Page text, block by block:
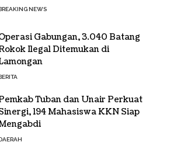
NEWS
Gabungan, 3.040 Batang
Ilegal Ditemukan di
Tuban dan Unair Perkuat
194 Mahasiswa KKN Siap